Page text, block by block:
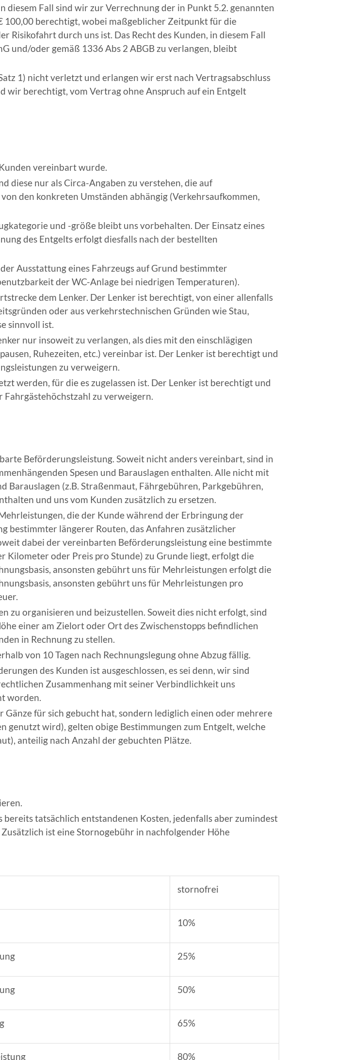
Fall sind wir zur Verrechnung der in Punkt 5.2. genannten
100,00 berechtigt, wobei maßgeblicher Zeitpunkt für die
durch uns ist. Das Recht des Kunden, in diesem Fall
und/oder gemäß 1336 Abs 2 ABGB zu verlangen, bleibt
1) nicht verletzt und erlangen wir erst nach Vertragsabschluss
wir berechtigt, vom Vertrag ohne Anspruch auf ein Entgelt
vereinbart wurde.
diese nur als Circa-Angaben zu verstehen, die auf
den konkreten Umständen abhängig (Verkehrsaufkommen,
und -größe bleibt uns vorbehalten. Der Einsatz eines
des Entgelts erfolgt diesfalls nach der bestellten
Ausstattung eines Fahrzeugs auf Grund bestimmter
der WC-Anlage bei niedrigen Temperaturen).
dem Lenker. Der Lenker ist berechtigt, von einer allenfalls
oder aus verkehrstechnischen Gründen wie Stau,
sinnvoll ist.
nur insoweit zu verlangen, als dies mit den einschlägigen
Ruhezeiten, etc.) vereinbar ist. Der Lenker ist berechtigt und
zu verweigern.
werden, für die es zugelassen ist. Der Lenker ist berechtigt und
zu verweigern.
Beförderungsleistung. Soweit nicht anders vereinbart, sind in
Spesen und Barauslagen enthalten. Alle nicht mit
Barauslagen (z.B. Straßenmaut, Fährgebühren, Parkgebühren,
und uns vom Kunden zusätzlich zu ersetzen.
die der Kunde während der Erbringung der
bestimmter längerer Routen, das Anfahren zusätzlicher
dabei der vereinbarten Beförderungsleistung eine bestimmte
Kilometer oder Preis pro Stunde) zu Grunde liegt, erfolgt die
ansonsten gebührt uns für Mehrleistungen erfolgt die
ansonsten gebührt uns für Mehrleistungen pro
zu organisieren und beizustellen. Soweit dies nicht erfolgt, sind
einer am Zielort oder Ort des Zwischenstopps befindlichen
in Rechnung zu stellen.
von 10 Tagen nach Rechnungslegung ohne Abzug fällig.
des Kunden ist ausgeschlossen, es sei denn, wir sind
Zusammenhang mit seiner Verbindlichkeit uns
worden.
Gänze für sich gebucht hat, sondern lediglich einen oder mehrere
genutzt wird), gelten obige Bestimmungen zum Entgelt, welche
anteilig nach Anzahl der gebuchten Plätze.
tatsächlich entstandenen Kosten, jedenfalls aber zumindest
ist eine Stornogebühr in nachfolgender Höhe
stornofrei
10%
25%
50%
65%
80%